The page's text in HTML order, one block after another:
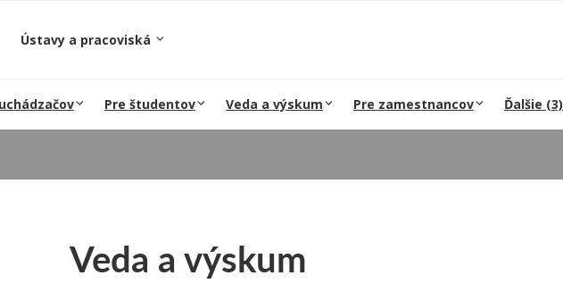
Ústavy a pracoviská
Pre študentov Veda a výskum Pre zamestnancov Ďalšie (3)
Veda a výskum